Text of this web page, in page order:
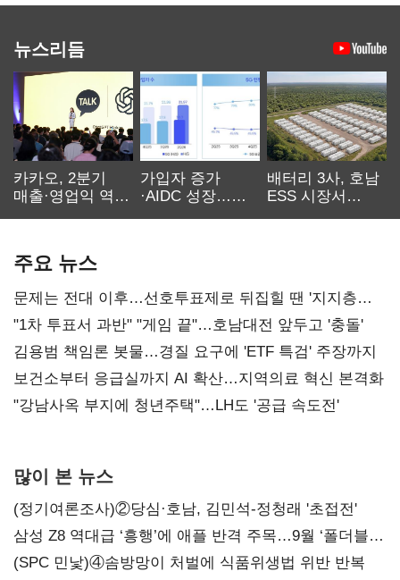
뉴스리듬
카카오, 2분기
매출·영업익 역대
가입자 증가
·AIDC 성장…
배터리 3사, 호남
ESS 시장서
주요 뉴스
문제는 전대 이후…선호투표제로 뒤집힐 땐 '지지층
불복'
"1차 투표서 과반" "게임 끝"…호남대전 앞두고 '충돌'
김용범 책임론 봇물…경질 요구에 'ETF 특검' 주장까지
보건소부터 응급실까지 AI 확산…지역의료 혁신 본격화
"강남사옥 부지에 청년주택"…LH도 '공급 속도전'
많이 본 뉴스
(정기여론조사)②당심·호남, 김민석-정청래 '초접전'
삼성 Z8 역대급 ‘흥행’에 애플 반격 주목…9월 ‘폴더블
대전’
(SPC 민낯)④솜방망이 처벌에 식품위생법 위반 반복